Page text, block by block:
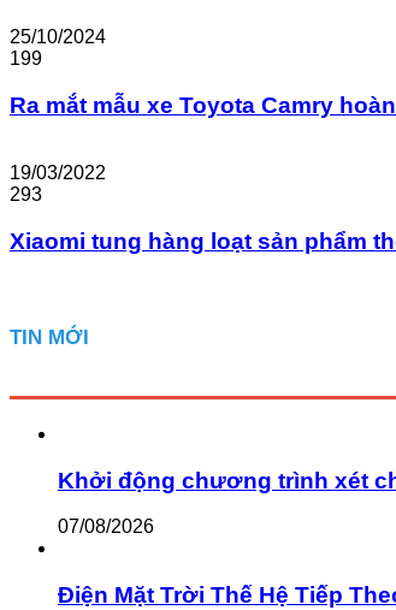
25/10/2024
199
Ra mắt mẫu xe Toyota Camry
19/03/2022
293
Xiaomi tung hàng loạt sản phẩm
TIN MỚI
Khởi động chương trình xét
07/08/2026
Điện Mặt Trời Thế Hệ Tiếp